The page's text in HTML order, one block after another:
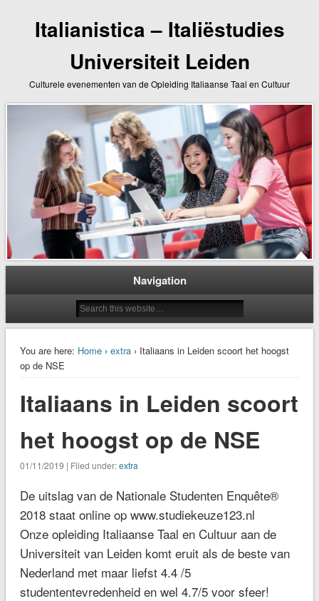
Italianistica – Italiëstudies
Universiteit Leiden
Culturele evenementen van de Opleiding Italiaanse Taal en Cultuur
Navigation
You are here: Home› extra› Italiaans in Leiden scoort het hoogst
op de NSE
Italiaans in Leiden scoort
het hoogst op de NSE
01/11/2019 | Filed under:extra
De uitslag van de Nationale Studenten Enquête®
2018 staat online op www.studiekeuze123.nl
Onze opleiding Italiaanse Taal en Cultuur aan de
Universiteit van Leiden komt eruit als de beste van
Nederland met maar liefst 4.4 /5
studententevredenheid en wel 4.7/5 voor sfeer!